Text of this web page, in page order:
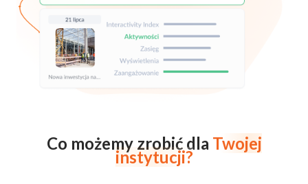
Co możemy zrobić dla Twojej
instytucji?